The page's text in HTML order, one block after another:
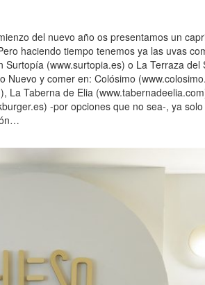
del nuevo año os presentamos un
haciendo tiempo tenemos ya las uvas
Surtopía (www.surtopia.es) o La Terraza
Nuevo y comer en: Colósimo
La Taberna de Elia
-por opciones que no sea-, ya